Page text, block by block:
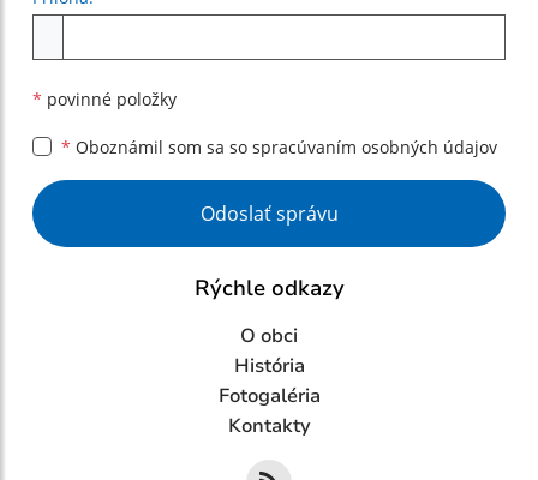
* povinné položky
* Oboznámil som sa so spracúvaním osobných údajov
Google reCaptcha Response
Odoslať správu
Rýchle odkazy
O obci
História
Fotogaléria
Kontakty